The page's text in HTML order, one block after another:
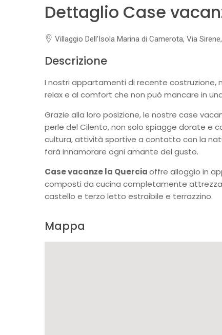
Dettaglio Case
Villaggio Dell'Isola Marina di Camerota, Via
Descrizione
I nostri appartamenti di recente costruzione,
relax e al comfort che non può mancare in
Grazie alla loro posizione, le nostre case
perle del Cilento, non solo spiagge dorate e
cultura, attività sportive a contatto con la
farà innamorare ogni amante del gusto.
Case vacanze la Querciaoffre alloggio in
composti da cucina completamente
castello e terzo letto estraibile e terrazzino.
Mappa